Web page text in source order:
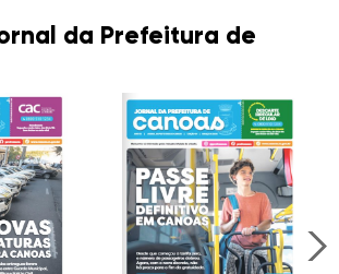
da Prefeitura de